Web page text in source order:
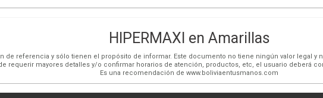
HIPERMAXI en Amarillas
de referencia y sólo tienen el propósito de informar. Este documento no tiene ningún valor legal y
requerir mayores detalles y/o confirmar horarios de atención, productos, etc, el usuario deberá
Es una recomendación de www.boliviaentusmanos.com